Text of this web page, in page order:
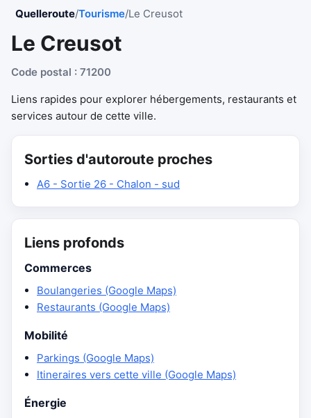
Quelleroute/Tourisme/Le Creusot
Le Creusot
Code postal : 71200
Liens rapides pour explorer hébergements, restaurants et
services autour de cette ville.
Sorties d'autoroute proches
A6 - Sortie 26 - Chalon - sud
Liens profonds
Commerces
Boulangeries (Google Maps)
Restaurants (Google Maps)
Mobilité
Parkings (Google Maps)
Itineraires vers cette ville (Google Maps)
Énergie